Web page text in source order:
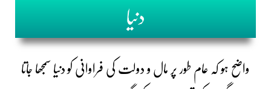
دنیا
واضح ہو کہ عام طور پر مال و دولت کی فراوانی کو دنیا سمجھا جاتا